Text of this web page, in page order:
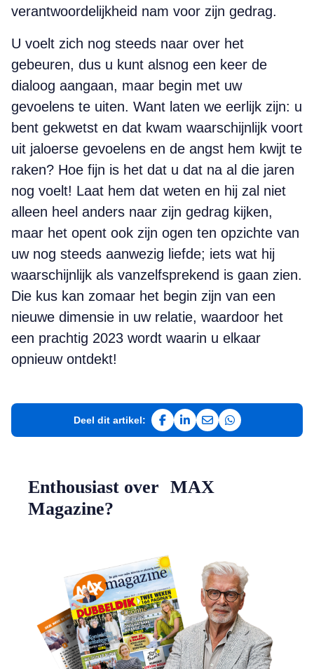
verantwoordelijkheid nam voor zijn gedrag.
U voelt zich nog steeds naar over het
gebeuren, dus u kunt alsnog een keer de
dialoog aangaan, maar begin met uw
gevoelens te uiten. Want laten we eerlijk zijn: u
bent gekwetst en dat kwam waarschijnlijk voort
uit jaloerse gevoelens en de angst hem kwijt te
raken? Hoe fijn is het dat u dat na al die jaren
nog voelt! Laat hem dat weten en hij zal niet
alleen heel anders naar zijn gedrag kijken,
maar het opent ook zijn ogen ten opzichte van
uw nog steeds aanwezig liefde; iets wat hij
waarschijnlijk als vanzelfsprekend is gaan zien.
Die kus kan zomaar het begin zijn van een
nieuwe dimensie in uw relatie, waardoor het
een prachtig 2023 wordt waarin u elkaar
opnieuw ontdekt!
Deel dit artikel:
Deel op Facebook
Deel op LinkedIn
Deel via e-mail
Deel via
Enthousiast over MAX
Magazine?